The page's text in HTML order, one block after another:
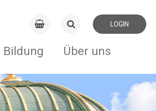
LOGIN
Bildung Über uns